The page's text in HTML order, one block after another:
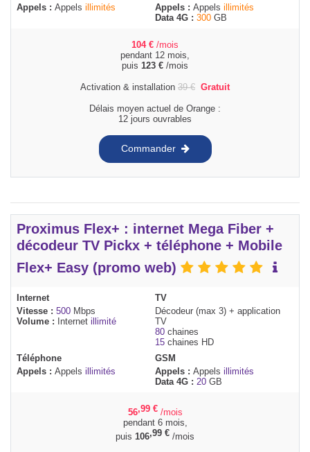
Appels : Appels illimités
Appels : Appels illimités
Data 4G : 300 GB
104 € /mois
pendant 12 mois,
puis 123 € /mois
Activation & installation 39€ Gratuit
Délais moyen actuel de Orange :
12 jours ouvrables
Commander
Proximus Flex+ : internet Mega Fiber +
décodeur TV Pickx + téléphone + Mobile
Flex+ Easy (promo web)
Internet
Vitesse : 500 Mbps
Volume :
Internet illimité
TV
Décodeur (max 3) + application
TV
80 chaines
15 chaines HD
Téléphone
Appels : Appels illimités
GSM
Appels : Appels illimités
Data 4G : 20 GB
56,99 € /mois
pendant 6 mois,
puis 106,99 € /mois